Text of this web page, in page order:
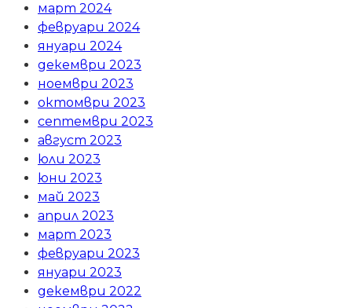
март 2024
февруари 2024
януари 2024
декември 2023
ноември 2023
октомври 2023
септември 2023
август 2023
юли 2023
юни 2023
май 2023
април 2023
март 2023
февруари 2023
януари 2023
декември 2022